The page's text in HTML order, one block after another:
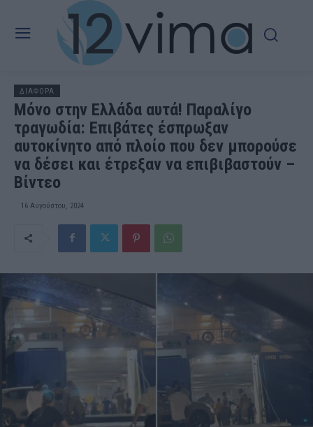
ΔΙΑΦΟΡΑ
Μόνο στην Ελλάδα αυτά! Παραλίγο
τραγωδία: Επιβάτες έσπρωξαν
αυτοκίνητο από πλοίο που δεν μπορούσε
να δέσει και έτρεξαν να επιβιβαστούν –
Βίντεο
16 Αυγούστου, 2024